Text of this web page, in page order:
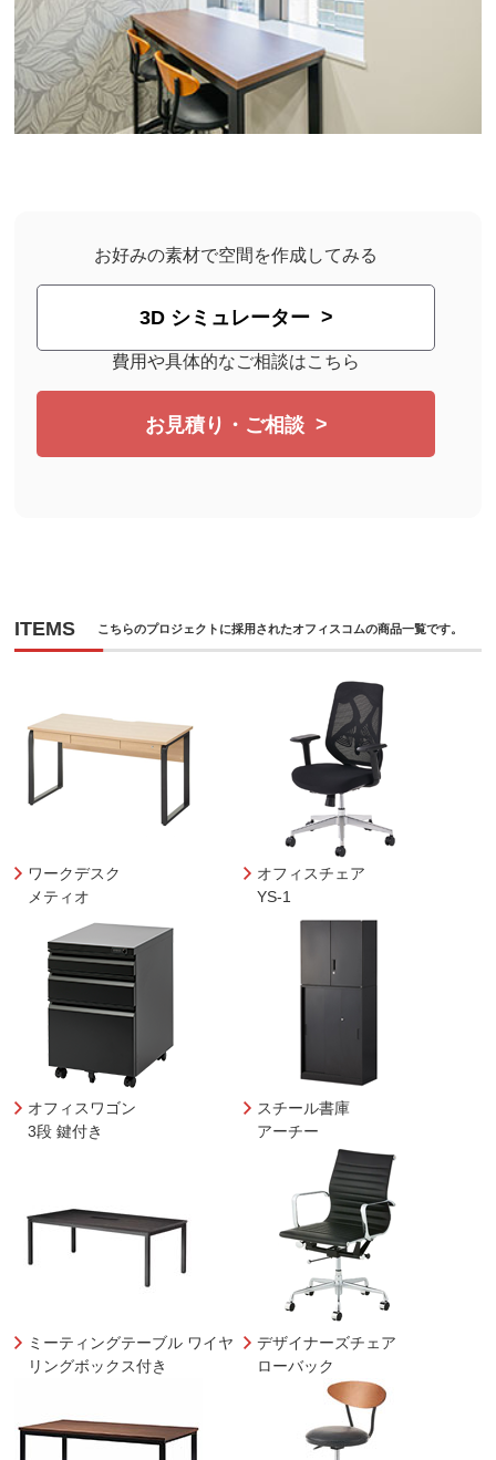
お好みの素材で空間を作成してみる
3D シミュレーター
費用や具体的なご相談はこちら
お見積り・ご相談
ITEMS こちらのプロジェクトに採用されたオフィスコムの商品一覧です。
ワークデスク
メティオ
オフィスチェア
YS-1
オフィスワゴン
3段 鍵付き
スチール書庫
アーチー
ミーティングテーブル ワイヤ
リングボックス付き
デザイナーズチェア
ローバック